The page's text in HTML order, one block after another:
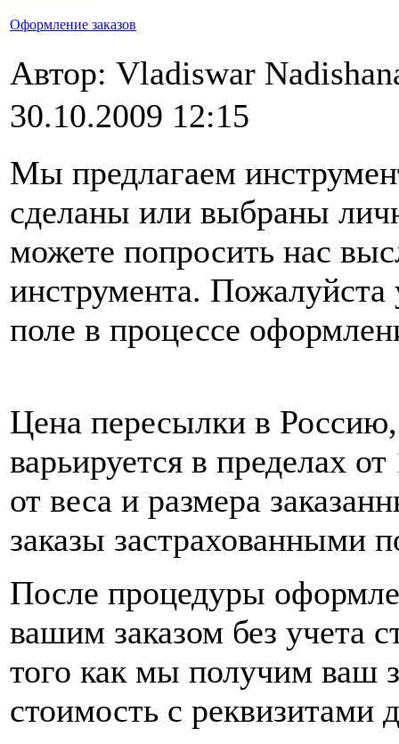
Оформление заказов
Автор: Vladiswar
30.10.2009 12:15
Мы предлагаем
сделаны или выбраны
можете попросить нас
инструмента. Пожалуйста
поле в процессе
Цена пересылки в
варьируется в пределах
от веса и размера
заказы застрахованными
После процедуры
вашим заказом без учета
того как мы получим
стоимость с реквизитами